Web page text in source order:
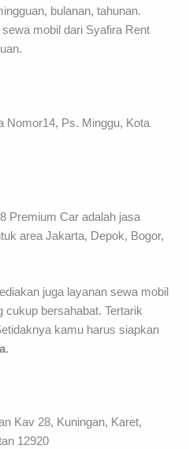
bulanan, tahunan.
mobil dari Syafira Rent
Nomor14, Ps. Minggu, Kota
Premium Car adalah jasa
area Jakarta, Depok, Bogor,
juga layanan sewa mobil
cukup bersahabat. Tertarik
kamu harus siapkan
.
Kav 28, Kuningan, Karet,
12920